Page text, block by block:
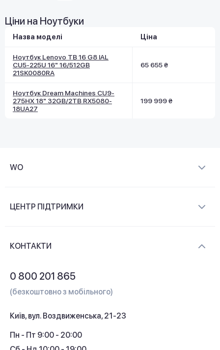
Ціни на Ноутбуки
Назва моделі Ціна
Ноутбук Lenovo TB 16 G8 IAL
CU5-225U 16" 16/512GB
21SK0080RA
65 655 ₴
Ноутбук Dream Machines CU9-
275HX 18" 32GB/2TB RX5080-
18UA27
199 999 ₴
WO
Контакти
ЦЕНТР ПІДТРИМКИ
Кешбек
КОНТАКТИ
0 800 201 865
(безкоштовно з мобільного)
Київ, вул. Воздвиженська, 21-23
Пн - Пт 9:00 - 20:00